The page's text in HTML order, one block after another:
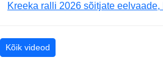
Kreeka ralli 2026 sõitjate eelvaade,
Kõik videod